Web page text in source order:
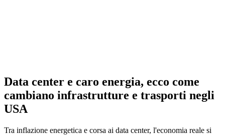
Data center e caro energia, ecco come
cambiano infrastrutture e trasporti negli
USA
Tra inflazione energetica e corsa ai data center, l'economia reale si